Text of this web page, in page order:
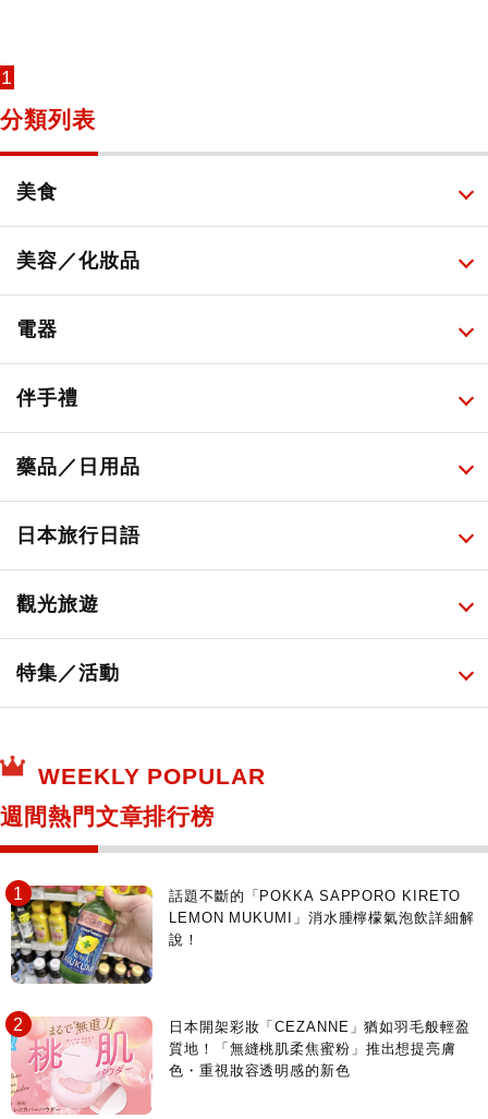
1
分類列表
美食
所有
甜點・菓子
人氣店鋪美食
必吃的日式早餐
日本酒達人
美容／化妝品
所有
便利商店化妝品
藥妝店化妝品
電器
所有
健康/美容儀器
廚房家電
伴手禮
所有
伴手禮排行榜
免稅商店
藥品／日用品
所有
百圓商店
日常用藥
日本旅行日語
所有
觀光旅遊
所有
特集／活動
東京百貨店～TOKYO Depart～
WEEKLY POPULAR
週間熱門文章排行榜
話題不斷的「POKKA SAPPORO KIRETO
LEMON MUKUMI」消水腫檸檬氣泡飲詳細解
說！
日本開架彩妝「CEZANNE」猶如羽毛般輕盈
質地！「無縫桃肌柔焦蜜粉」推出想提亮膚
色・重視妝容透明感的新色